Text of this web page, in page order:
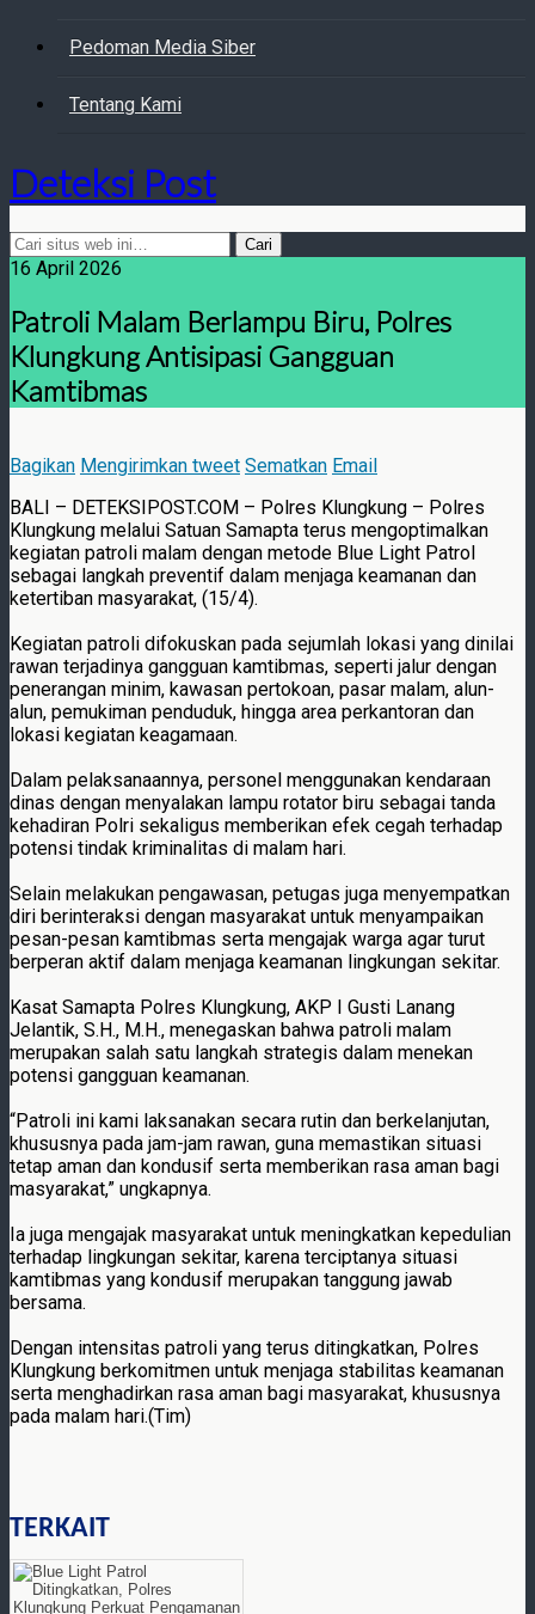
Pedoman Media Siber
Tentang Kami
Deteksi Post
16 April 2026
Patroli Malam Berlampu Biru, Polres
Klungkung Antisipasi Gangguan
Kamtibmas
Bagikan Mengirimkan tweet Sematkan Email
BALI – DETEKSIPOST.COM – Polres Klungkung – Polres
Klungkung melalui Satuan Samapta terus mengoptimalkan
kegiatan patroli malam dengan metode Blue Light Patrol
sebagai langkah preventif dalam menjaga keamanan dan
ketertiban masyarakat, (15/4).
Kegiatan patroli difokuskan pada sejumlah lokasi yang dinilai
rawan terjadinya gangguan kamtibmas, seperti jalur dengan
penerangan minim, kawasan pertokoan, pasar malam, alun-
alun, pemukiman penduduk, hingga area perkantoran dan
lokasi kegiatan keagamaan.
Dalam pelaksanaannya, personel menggunakan kendaraan
dinas dengan menyalakan lampu rotator biru sebagai tanda
kehadiran Polri sekaligus memberikan efek cegah terhadap
potensi tindak kriminalitas di malam hari.
Selain melakukan pengawasan, petugas juga menyempatkan
diri berinteraksi dengan masyarakat untuk menyampaikan
pesan-pesan kamtibmas serta mengajak warga agar turut
berperan aktif dalam menjaga keamanan lingkungan sekitar.
Kasat Samapta Polres Klungkung, AKP I Gusti Lanang
Jelantik, S.H., M.H., menegaskan bahwa patroli malam
merupakan salah satu langkah strategis dalam menekan
potensi gangguan keamanan.
“Patroli ini kami laksanakan secara rutin dan berkelanjutan,
khususnya pada jam-jam rawan, guna memastikan situasi
tetap aman dan kondusif serta memberikan rasa aman bagi
masyarakat,” ungkapnya.
Ia juga mengajak masyarakat untuk meningkatkan kepedulian
terhadap lingkungan sekitar, karena terciptanya situasi
kamtibmas yang kondusif merupakan tanggung jawab
bersama.
Dengan intensitas patroli yang terus ditingkatkan, Polres
Klungkung berkomitmen untuk menjaga stabilitas keamanan
serta menghadirkan rasa aman bagi masyarakat, khususnya
pada malam hari.(Tim)
TERKAIT